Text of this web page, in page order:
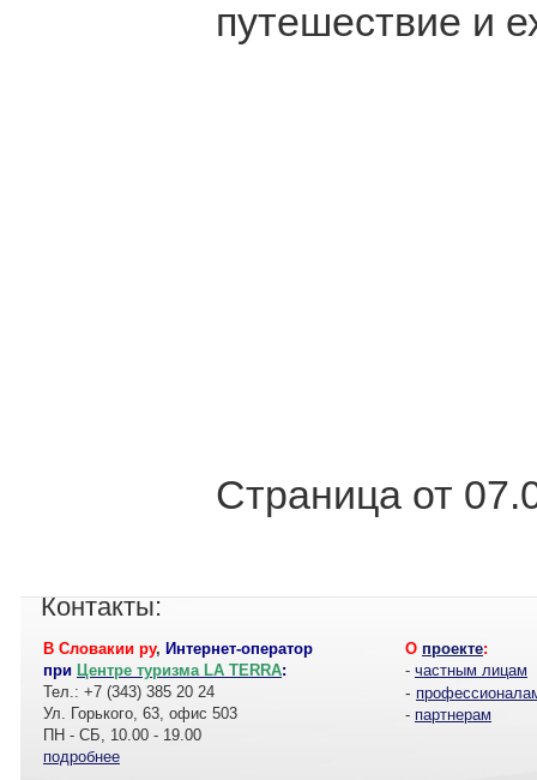
путешествие и
Страница от
Контакты:
В Словакии ру, Интернет-оператор
при Центре туризма LA TERRA:
Тел.: +7 (343) 385 20 24
Ул. Горького, 63, офис 503
ПН - СБ, 10.00 - 19.00
подробнее
О проекте:
- частным лицам
-
- партнерам